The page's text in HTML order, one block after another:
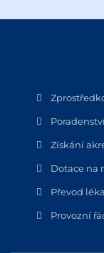
Získání
Dotace na
Převod
Provozní